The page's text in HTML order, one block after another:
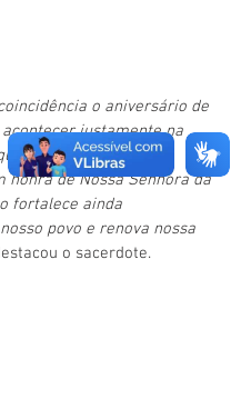
o aniversário de
acontecer justamente na
a Igreja celebra o
honra de Nossa Senhora da
fortalece ainda
povo e renova nossa
o sacerdote.